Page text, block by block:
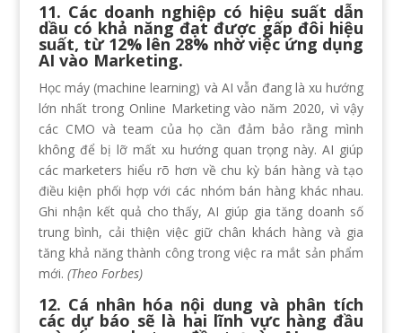
11. Các doanh nghiệp có hiệu suất dẫn
dầu có khả năng đạt được gấp đôi hiệu
suất, từ 12% lên 28% nhờ việc ứng dụng
AI vào Marketing.
Học máy (machine learning) và AI vẫn đang là xu hướng
lớn nhất trong Online Marketing vào năm 2020, vì vậy
các CMO và team của họ cần đảm bảo rằng mình
không để bị lỡ mất xu hướng quan trọng này. AI giúp
các marketers hiểu rõ hơn về chu kỳ bán hàng và tạo
điều kiện phối hợp với các nhóm bán hàng khác nhau.
Ghi nhận kết quả cho thấy, AI giúp gia tăng doanh số
trung bình, cải thiện việc giữ chân khách hàng và gia
tăng khả năng thành công trong việc ra mắt sản phẩm
mới. (Theo Forbes)
12. Cá nhân hóa nội dung và phân tích
các dự báo sẽ là hai lĩnh vực hàng đầu